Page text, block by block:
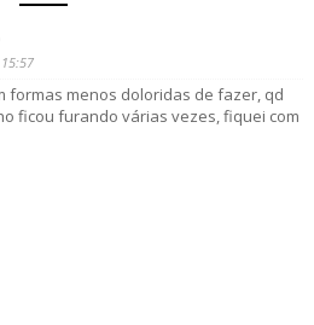
formas menos doloridas de fazer, qd
ficou furando várias vezes, fiquei com